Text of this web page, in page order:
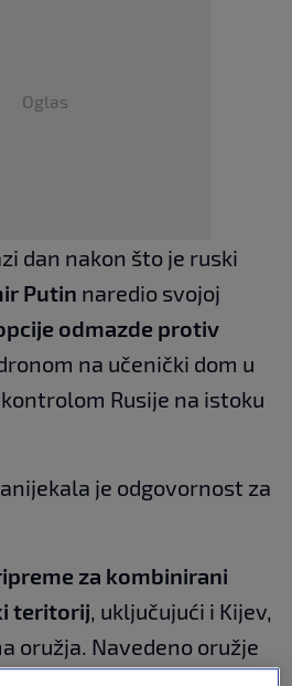
Oglas
dan nakon što je ruski
Putin naredio svojoj
odmazde protiv
na učenički dom u
Rusije na istoku
je odgovornost za
za kombinirani
teritorij, uključujući i Kijev,
oružja. Navedeno oružje